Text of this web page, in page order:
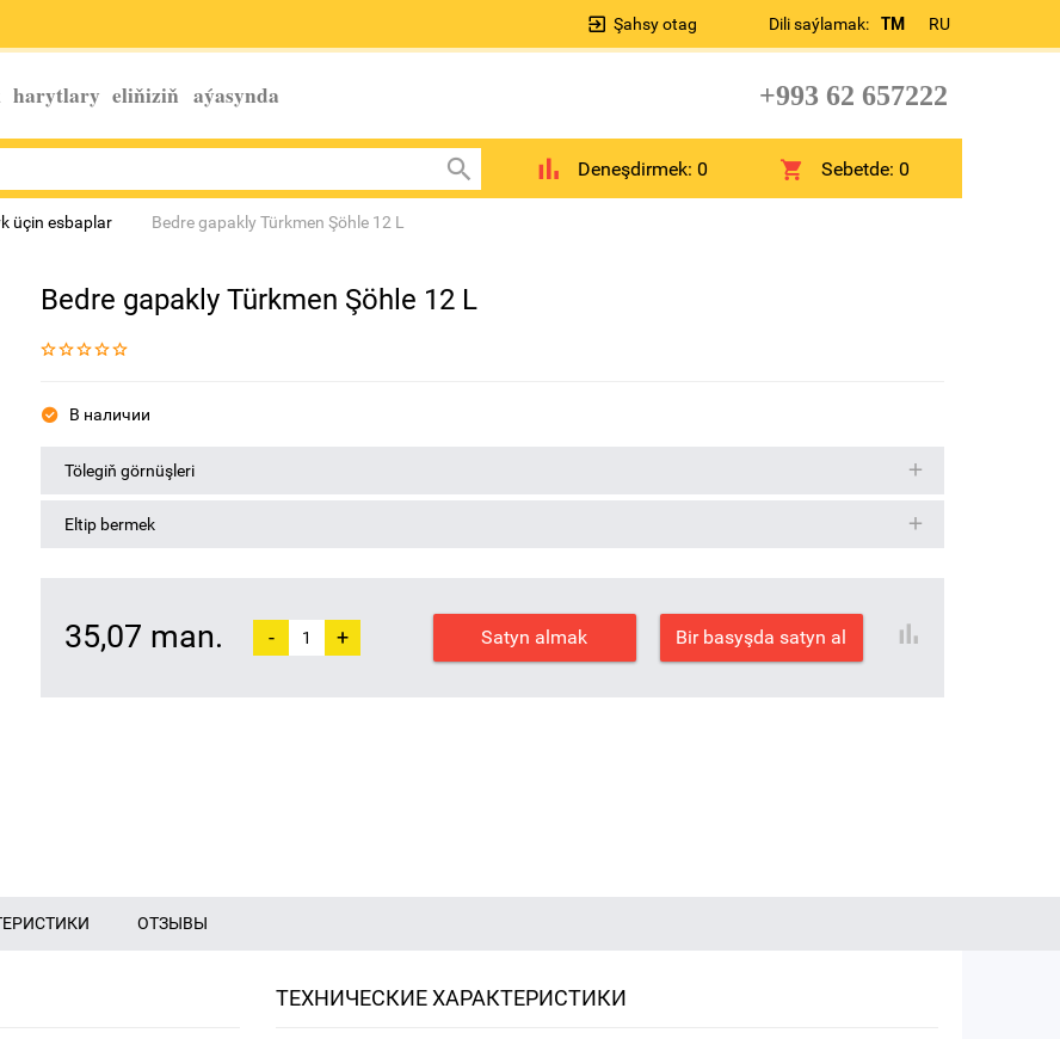
Dili saýlamak: TM RU
Şahsy otag
harytlary eliňiziň aýasynda +993 62 657222
Deneşdirmek: 0 Sebetde:0
üçin esbaplar Bedre gapakly Türkmen Şöhle 12 L
Bedre gapakly Türkmen Şöhle 12 L
В наличии
Tölegiň görnüşleri
Eltip bermek
35,07 man. - + Satyn almak Bir basyşda satyn al
ОТЗЫВЫ
ТЕХНИЧЕСКИЕ ХАРАКТЕРИСТИКИ